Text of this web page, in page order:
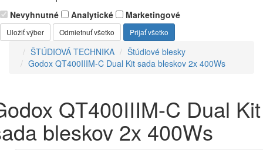
Nevyhnutné
Analytické Marketingové
Uložiť výber Odmietnuť všetko Prijať všetko
ŠTÚDIOVÁ TECHNIKA
Štúdiové blesky
Godox QT400IIIM-C Dual Kit sada bleskov 2x 400Ws
QT400IIIM-C Dual Kit
bleskov 2x 400Ws